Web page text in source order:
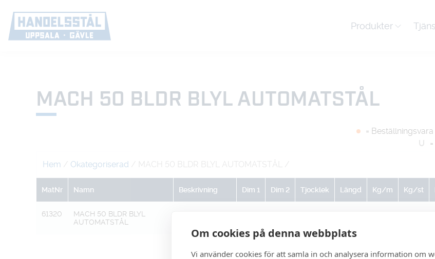
Om cookies på denna webbplats
Vi använder cookies för att samla in och analysera information om
Produkter
MACH 50 BLDR BLYL AUTOMATSTÅL
= Beställningsvara
U
Hem / Okategoriserad / MACH 50 BLDR BLYL AUTOMATSTÅL /
MatNr Namn Beskrivning Dim 1 Dim 2 Tjocklek Längd Kg/m Kg/st
61320
MACH 50 BLDR BLYL
AUTOMATSTÅL